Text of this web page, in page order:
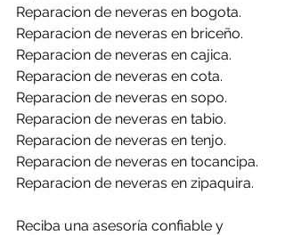
Reparacion de neveras en bogota.
Reparacion de neveras en briceño.
Reparacion de neveras en cajica.
Reparacion de neveras en cota.
Reparacion de neveras en sopo.
Reparacion de neveras en tabio.
Reparacion de neveras en tenjo.
Reparacion de neveras en tocancipa.
Reparacion de neveras en zipaquira.
Reciba una asesoría confiable y